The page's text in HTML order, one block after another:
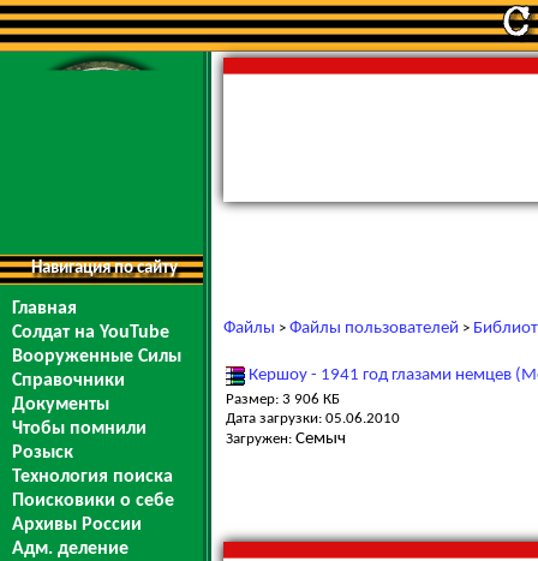
Навигация по сайту
Главная
Солдат на YouTube
Вооруженные Силы
Справочники
Документы
Чтобы помнили
Розыск
Технология поиска
Поисковики о себе
Архивы России
Адм. деление
Файлы > Файлы пользователей >
Кершоу - 1941 год глазами немцев
Размер: 3 906 КБ
Дата загрузки: 05.06.2010
Загружен: Семыч